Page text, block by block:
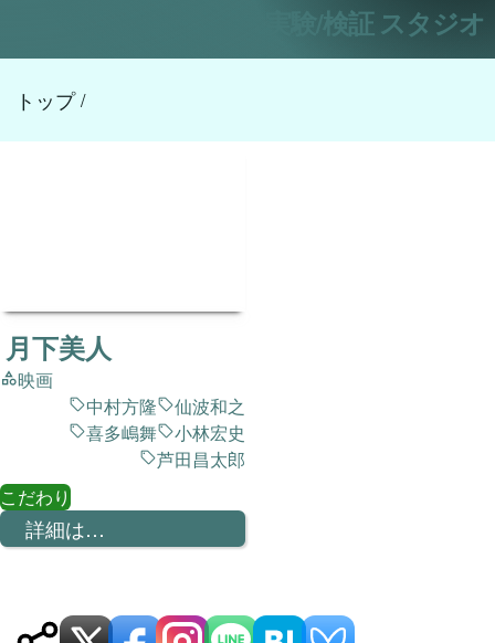
実験/検証 スタジオ
月下美人
映画
中村方隆
仙波和之
喜多嶋舞
小林宏史
芦田昌太郎
こだわり
詳細は…
トップ /